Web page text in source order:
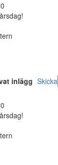
inlägg Skicka